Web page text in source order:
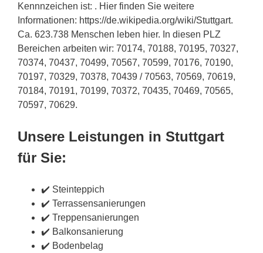
Kennnzeichen ist: . Hier finden Sie weitere
Informationen: https://de.wikipedia.org/wiki/Stuttgart.
Ca. 623.738 Menschen leben hier. In diesen PLZ
Bereichen arbeiten wir: 70174, 70188, 70195, 70327,
70374, 70437, 70499, 70567, 70599, 70176, 70190,
70197, 70329, 70378, 70439 / 70563, 70569, 70619,
70184, 70191, 70199, 70372, 70435, 70469, 70565,
70597, 70629.
Unsere Leistungen in Stuttgart
für Sie:
✔️ Steinteppich
✔️ Terrassensanierungen
✔️ Treppensanierungen
✔️ Balkonsanierung
✔️ Bodenbelag